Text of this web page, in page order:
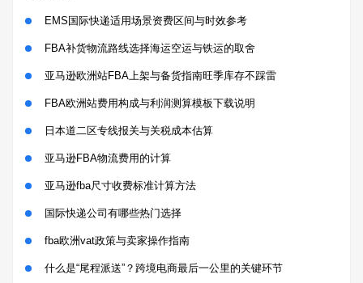
EMS国际快递适用场景资费区间与时效参考
FBA补货物流路线选择海运空运与铁运的取舍
亚马逊欧洲站FBA上架与备货指南旺季库存不踩雷
FBA欧洲站费用构成与利润测算模板下载说明
日本道二区专线报关与关税成本估算
亚马逊FBA物流费用的计算
亚马逊fba尺寸收费标准计算方法
国际快递公司有哪些热门选择
fba欧洲vat政策与卖家操作指南
什么是“尾程派送”？跨境电商最后一公里的关键环节